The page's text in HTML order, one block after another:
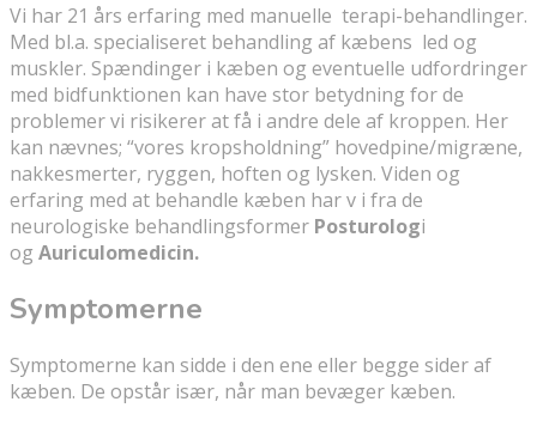
Vi har 21 års erfaring med manuelle terapi-behandlinger.
Med bl.a. specialiseret behandling af kæbens led og
muskler. Spændinger i kæben og eventuelle udfordringer
med bidfunktionen kan have stor betydning for de
problemer vi risikerer at få i andre dele af kroppen. Her
kan nævnes; “vores kropsholdning” hovedpine/migræne,
nakkesmerter, ryggen, hoften og lysken. Viden og
erfaring med at behandle kæben har v i fra de
neurologiske behandlingsformer Posturologi
og Auriculomedicin.
Symptomerne
Symptomerne kan sidde i den ene eller begge sider af
kæben. De opstår især, når man bevæger kæben.